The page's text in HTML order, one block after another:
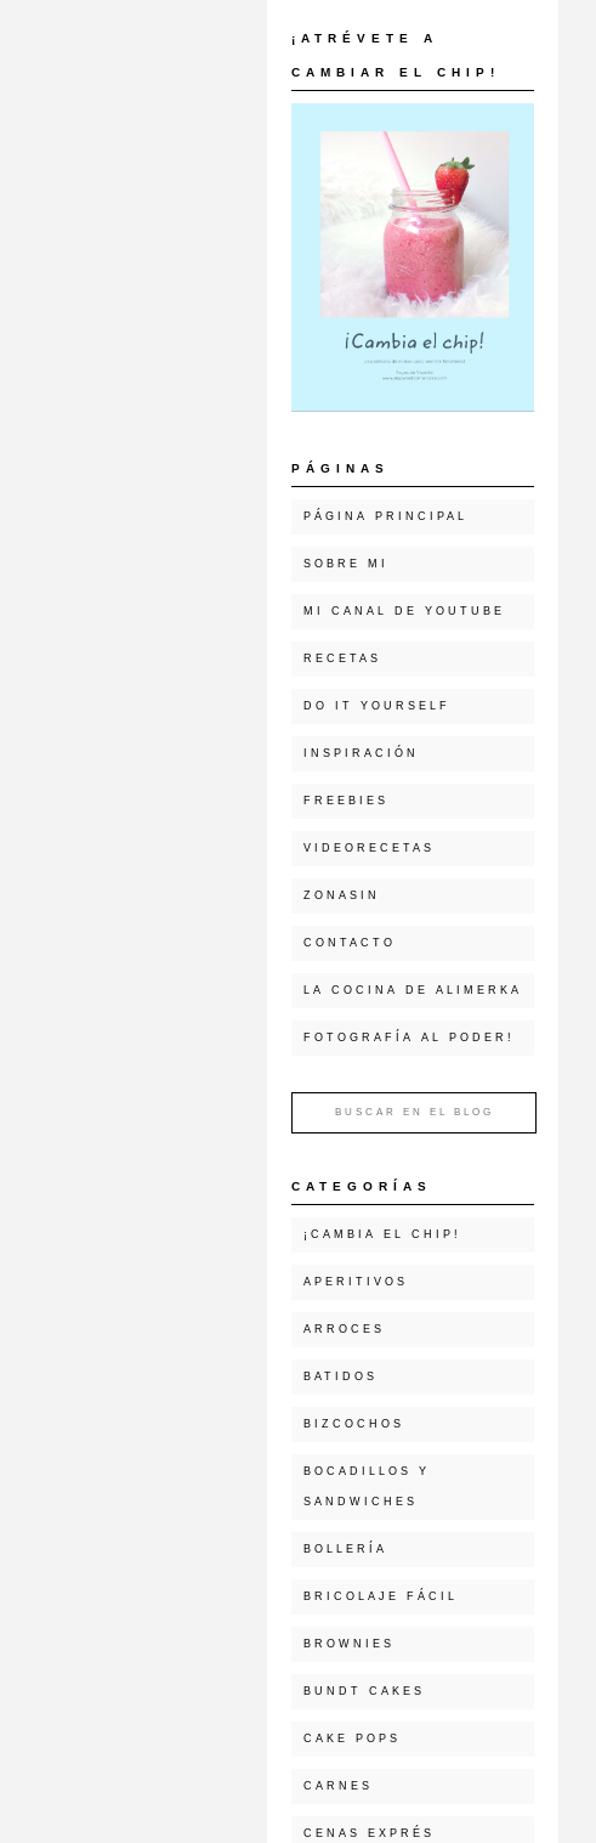
¡ATRÉVETE A
CAMBIAR EL CHIP!
PÁGINAS
PÁGINA PRINCIPAL
SOBRE MI
MI CANAL DE YOUTUBE
RECETAS
DO IT YOURSELF
INSPIRACIÓN
FREEBIES
VIDEORECETAS
ZONASIN
CONTACTO
LA COCINA DE ALIMERKA
FOTOGRAFÍA AL PODER!
CATEGORÍAS
¡CAMBIA EL CHIP!
APERITIVOS
ARROCES
BATIDOS
BIZCOCHOS
BOCADILLOS Y
SANDWICHES
BOLLERÍA
BRICOLAJE FÁCIL
BROWNIES
BUNDT CAKES
CAKE POPS
CARNES
CENAS EXPRÉS